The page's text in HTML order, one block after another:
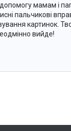
мамам і
пальчикові
картинок.
вийде!